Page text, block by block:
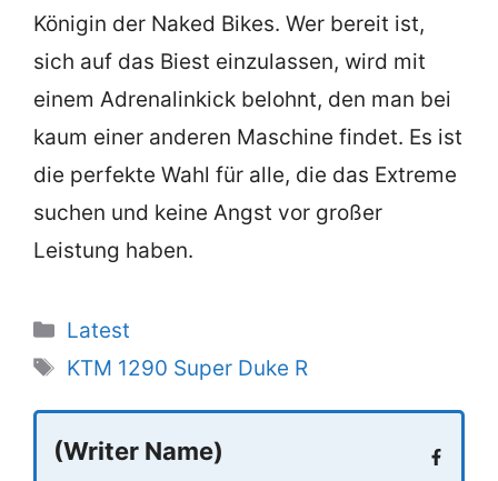
Königin der Naked Bikes. Wer bereit ist,
sich auf das Biest einzulassen, wird mit
einem Adrenalinkick belohnt, den man bei
kaum einer anderen Maschine findet. Es ist
die perfekte Wahl für alle, die das Extreme
suchen und keine Angst vor großer
Leistung haben.
Categories
Latest
Tags
KTM 1290 Super Duke R
(Writer Name)